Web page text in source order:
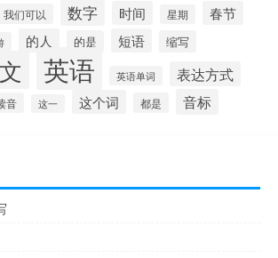
我们可以 数字 时间 星期 春节
的人 的是 短语 缩写
英语 英语单词 表达方式
音 这一 这个词 都是 音标